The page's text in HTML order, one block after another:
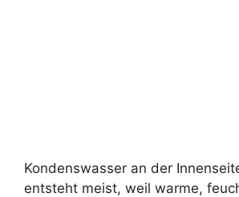
Kondenswasser an der
entsteht meist, weil warme,